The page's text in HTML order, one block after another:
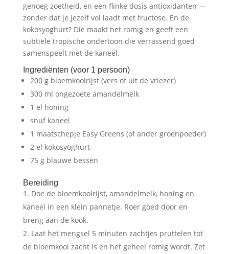
genoeg zoetheid, en een flinke dosis antioxidanten —
zonder dat je jezelf vol laadt met fructose. En de
kokosyoghurt? Die maakt het romig en geeft een
subtiele tropische ondertoon die verrassend goed
samenspeelt met de kaneel.
Ingrediënten (voor 1 persoon)
200 g bloemkoolrijst (vers of uit de vriezer)
300 ml ongezoete amandelmelk
1 el honing
snuf kaneel
1 maatschepje Easy Greens (of ander groenpoeder)
2 el kokosyoghurt
75 g blauwe bessen
Bereiding
Doe de bloemkoolrijst, amandelmelk, honing en
kaneel in een klein pannetje. Roer goed door en
breng aan de kook.
Laat het mengsel 5 minuten zachtjes pruttelen tot
de bloemkool zacht is en het geheel romig wordt. Zet